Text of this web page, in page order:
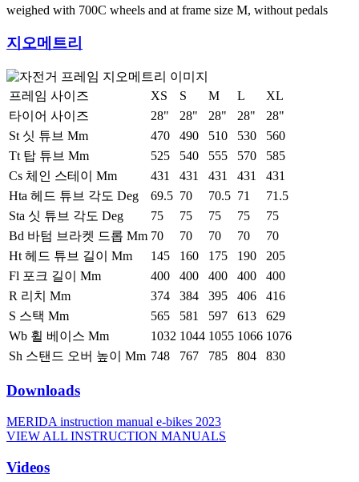
weighed with 700C wheels and at frame size M, without pedals
지오메트리
프레임 사이즈 XS S M L
XL
타이어 사이즈
28" 28" 28" 28"
28"
St 싯 튜브 Mm
470 490 510 530
560
Tt 탑 튜브 Mm
525 540 555 570
585
Cs 체인 스테이 Mm
431 431 431 431
431
Hta 헤드 튜브 각도 Deg
69.5 70 70.5 71
71.5
Sta 싯 튜브 각도 Deg
75 75 75 75
75
Bd 바텀 브라켓 드롭 Mm 70 70 70 70
70
Ht 헤드 튜브 길이 Mm
145 160 175 190
205
Fl 포크 길이 Mm
400 400 400 400
400
R 리치 Mm
374 384 395 406
416
S 스택 Mm
565 581 597 613
629
Wb 휠 베이스 Mm
1032 1044 1055 1066 1076
Sh 스탠드 오버 높이 Mm 748 767 785 804 830
Downloads
MERIDA instruction manual e-bikes 2023
VIEW ALL INSTRUCTION MANUALS
Videos